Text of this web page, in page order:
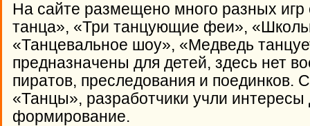
На сайте размещено много разных
танца», «Три танцующие феи»,
«Танцевальное шоу», «Медведь
предназначены для детей, здесь нет
пиратов, преследования и поединков.
«Танцы», разработчики учли интересы
формирование.